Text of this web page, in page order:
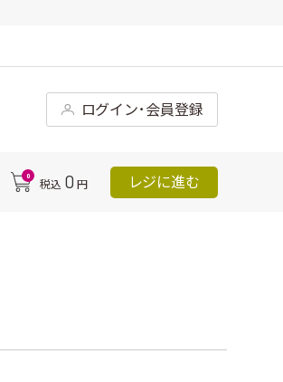
ログイン･会員登録
0
税込 0 円 レジに進む